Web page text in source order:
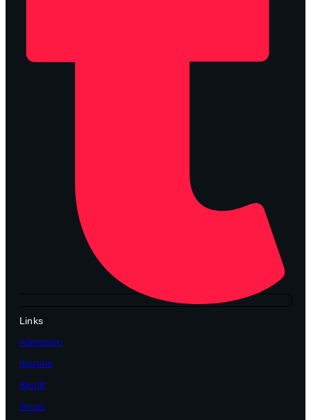
Links
Admission
Routine
Result
Shops